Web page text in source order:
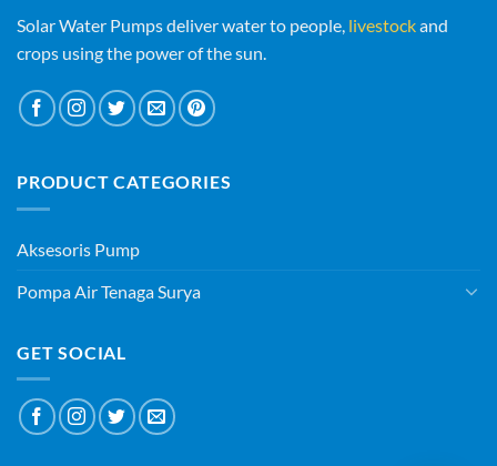
Solar Water Pumps deliver water to people, livestockand
crops using the power of the sun.
PRODUCT CATEGORIES
Aksesoris Pump
Pompa Air Tenaga Surya
GET SOCIAL